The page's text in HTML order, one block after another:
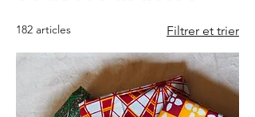
182 articles Filtrer et trier